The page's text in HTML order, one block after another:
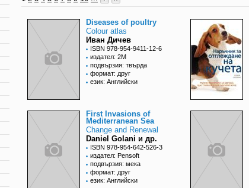
Diseases of poultry
Colour atlas
Иван Дичев
ISBN 978-954-9411-12-6
издател: 2М
подвързия: твърда
формат: друг
език: Английски
First Invasions of
Mediterranean Sea
Change and Renewal
Daniel Golani и др.
ISBN 978-954-642-526-3
издател: Pensoft
подвързия: мека
формат: друг
език: Английски